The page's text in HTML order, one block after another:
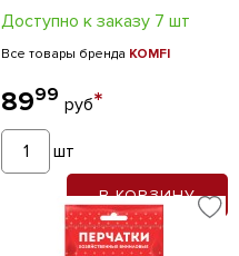
Доступно к заказу 7 шт
Все товары бренда KOMFI
8999 руб*
шт
В КОРЗИНУ